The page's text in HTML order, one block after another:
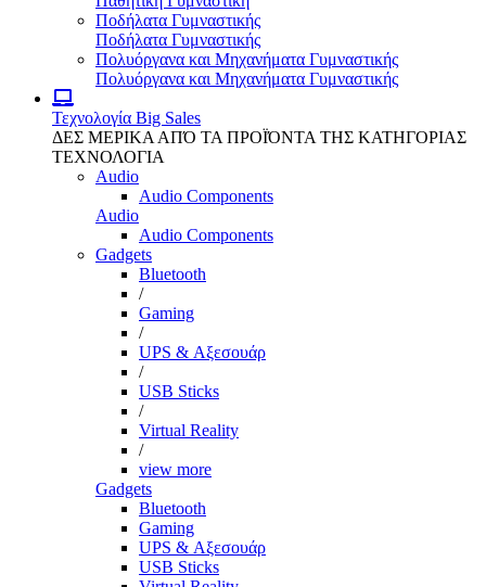
Ποδήλατα Γυμναστικής
Ποδήλατα Γυμναστικής
Πολυόργανα και Μηχανήματα Γυμναστικής
Πολυόργανα και Μηχανήματα Γυμναστικής
Τεχνολογία Big Sales
ΔΕΣ ΜΕΡΙΚΑ ΑΠΌ ΤΑ ΠΡΟΪΌΝΤΑ ΤΗΣ ΚΑΤΗΓΟΡΙΑΣ
ΤΕΧΝΟΛΟΓΙΑ
Audio
Audio Components
Audio
Audio Components
Gadgets
Bluetooth
/
Gaming
/
UPS & Αξεσουάρ
/
USB Sticks
/
Virtual Reality
/
view more
Gadgets
Bluetooth
Gaming
UPS & Αξεσουάρ
USB Sticks